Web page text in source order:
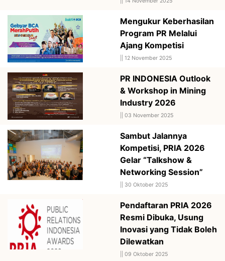
Mengukur Keberhasilan
Program PR Melalui
Ajang Kompetisi
12 November 2025
PR INDONESIA Outlook
& Workshop in Mining
Industry 2026
03 November 2025
Sambut Jalannya
Kompetisi, PRIA 2026
Gelar “Talkshow &
Networking Session”
30 Oktober 2025
Pendaftaran PRIA 2026
Resmi Dibuka, Usung
Inovasi yang Tidak Boleh
Dilewatkan
09 Oktober 2025